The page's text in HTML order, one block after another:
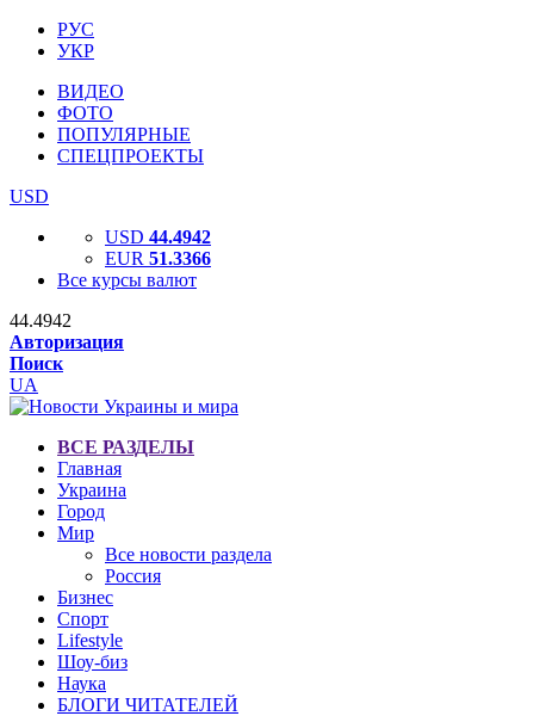
РУС
УКР
ВИДЕО
ФОТО
ПОПУЛЯРНЫЕ
СПЕЦПРОЕКТЫ
USD
USD 44.4942
EUR 51.3366
Все курсы валют
44.4942
Авторизация
Поиск
UA
ВСЕ РАЗДЕЛЫ
Главная
Украина
Город
Мир
Все новости раздела
Россия
Бизнес
Спорт
Lifestyle
Шоу-биз
Наука
БЛОГИ ЧИТАТЕЛЕЙ